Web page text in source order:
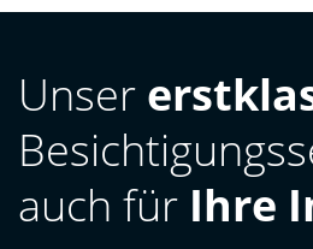
Unser
auch für Ihre